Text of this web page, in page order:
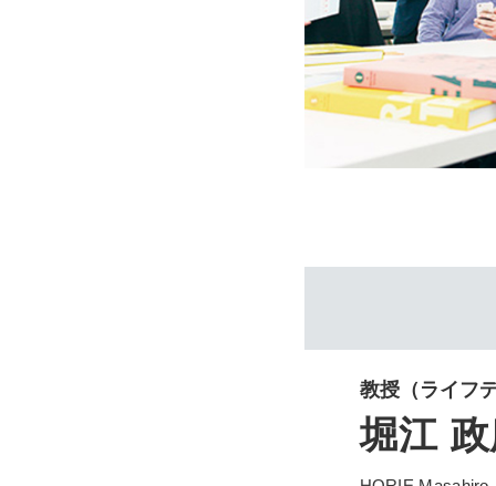
教授（ライフ
堀江